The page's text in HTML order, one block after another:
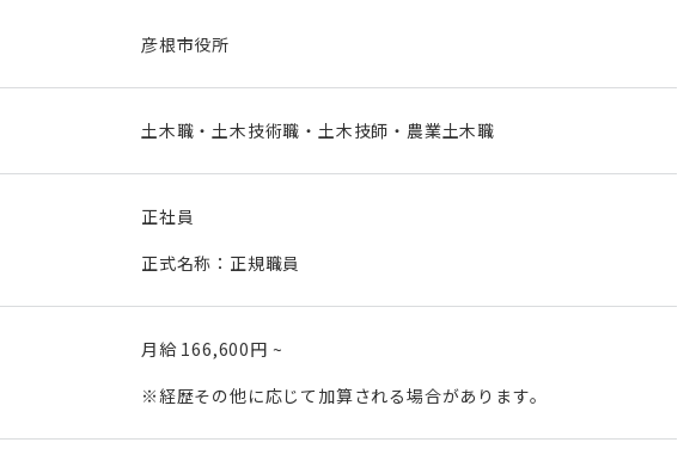
彦根市役所
土木職・土木技術職・土木技師・農業土木職
正社員
正式名称：正規職員
月給 166,600円 ~
※経歴その他に応じて加算される場合があります。